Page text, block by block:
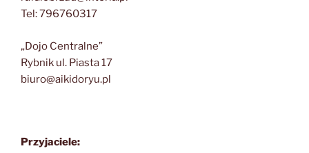
Tel: 796760317
„Dojo Centralne”
Rybnik ul. Piasta 17
biuro@aikidoryu.pl
Przyjaciele: